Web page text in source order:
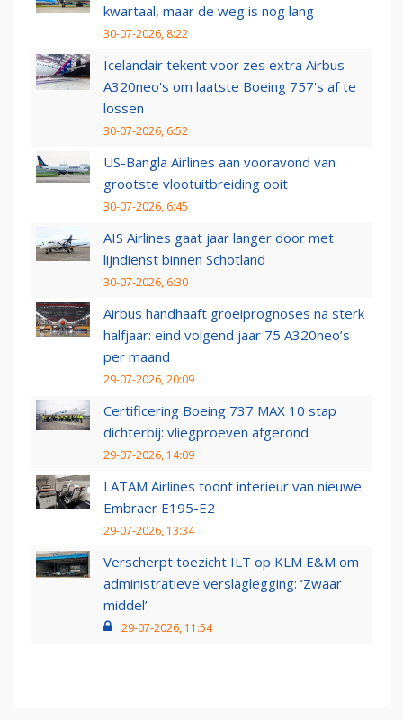
kwartaal, maar de weg is nog lang
30-07-2026, 8:22
Icelandair tekent voor zes extra Airbus
A320neo's om laatste Boeing 757's af te
lossen
30-07-2026, 6:52
US-Bangla Airlines aan vooravond van
grootste vlootuitbreiding ooit
30-07-2026, 6:45
AIS Airlines gaat jaar langer door met
lijndienst binnen Schotland
30-07-2026, 6:30
Airbus handhaaft groeiprognoses na sterk
halfjaar: eind volgend jaar 75 A320neo’s
per maand
29-07-2026, 20:09
Certificering Boeing 737 MAX 10 stap
dichterbij: vliegproeven afgerond
29-07-2026, 14:09
LATAM Airlines toont interieur van nieuwe
Embraer E195-E2
29-07-2026, 13:34
Verscherpt toezicht ILT op KLM E&M om
administratieve verslaglegging: ‘Zwaar
middel’
29-07-2026, 11:54